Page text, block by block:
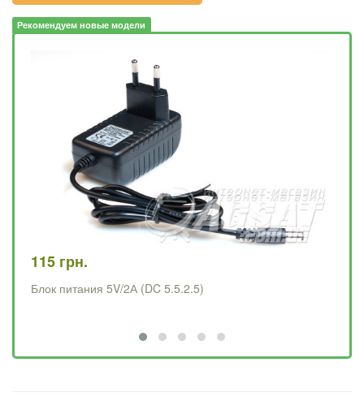
Рекомендуем новые модели
115 грн.
Блок питания 5V/2А (DC 5.5.2.5)